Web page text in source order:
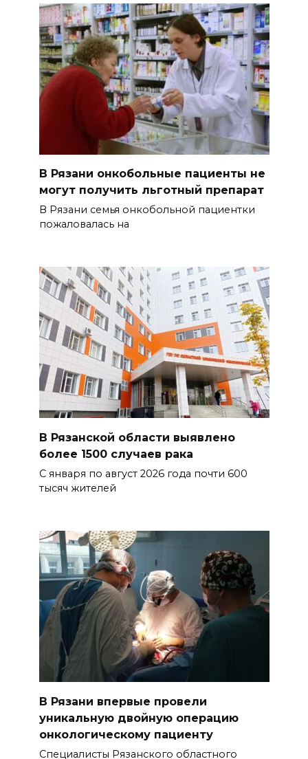
В Рязани онкобольные пациенты не
могут получить льготный препарат
В Рязани семья онкобольной пациентки
пожаловалась на
В Рязанской области выявлено
более 1500 случаев рака
С января по август 2026 года почти 600
тысяч жителей
В Рязани впервые провели
уникальную двойную операцию
онкологическому пациенту
Специалисты Рязанского областного